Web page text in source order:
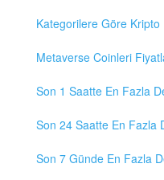
Kategorilere Göre Kripto
Metaverse Coinleri
Son 1 Saatte En Fazla
Son 24 Saatte En Fazla
Son 7 Günde En Fazla